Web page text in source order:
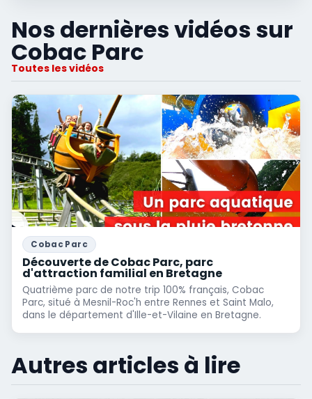
Nos dernières vidéos sur
Cobac Parc
Toutes les vidéos
Cobac Parc
Découverte de Cobac Parc, parc
d'attraction familial en Bretagne
Quatrième parc de notre trip 100% français, Cobac
Parc, situé à Mesnil-Roc'h entre Rennes et Saint Malo,
dans le département d'Ille-et-Vilaine en Bretagne.
Autres articles à lire